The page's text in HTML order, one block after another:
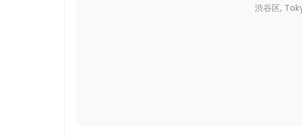
渋谷区,